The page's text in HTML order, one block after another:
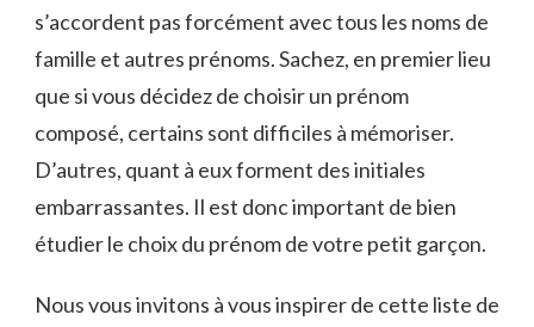
s’accordent pas forcément avec tous les noms de
famille et autres prénoms. Sachez, en premier lieu
que si vous décidez de choisir un prénom
composé, certains sont difficiles à mémoriser.
D’autres, quant à eux forment des initiales
embarrassantes. Il est donc important de bien
étudier le choix du prénom de votre petit garçon.
Nous vous invitons à vous inspirer de cette liste de